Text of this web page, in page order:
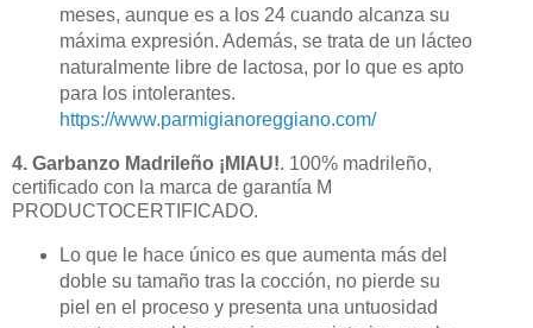
meses, aunque es a los 24 cuando alcanza su
máxima expresión. Además, se trata de un lácteo
naturalmente libre de lactosa, por lo que es apto
para los intolerantes.
https://www.parmigianoreggiano.com/
4. Garbanzo Madrileño ¡MIAU!. 100% madrileño,
certificado con la marca de garantía M
PRODUCTOCERTIFICADO.
Lo que le hace único es que aumenta más del
doble su tamaño tras la cocción, no pierde su
piel en el proceso y presenta una untuosidad